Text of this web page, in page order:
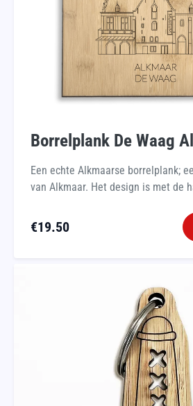
Borrelplank De Waag
Een echte Alkmaarse borrelplank;
van Alkmaar. Het design is met de
€19.50